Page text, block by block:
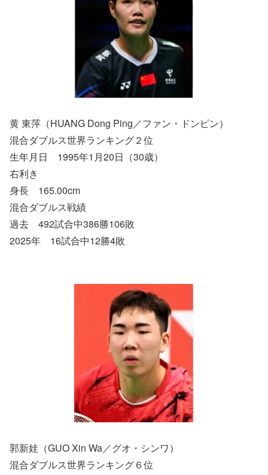
黄 東萍（HUANG Dong Ping／ファン・ドンピン）
混合ダブルス世界ランキング２位
生年月日 1995年1月20日（30歳）
右利き
身長 165.00cm
混合ダブルス戦績
過去 492試合中386勝106敗
2025年 16試合中12勝4敗
郭新娃（GUO Xin Wa／グオ・シンワ）
混合ダブルス世界ランキング６位